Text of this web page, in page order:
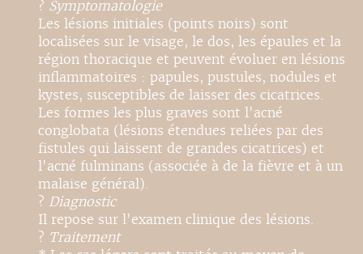
? Symptomatologie
Les lésions initiales (points noirs) sont
localisées sur le visage, le dos, les épaules et la
région thoracique et peuvent évoluer en lésions
inflammatoires : papules, pustules, nodules et
kystes, susceptibles de laisser des cicatrices.
Les formes les plus graves sont l'acné
conglobata (lésions étendues reliées par des
fistules qui laissent de grandes cicatrices) et
l'acné fulminans (associée à de la fièvre et à un
malaise général).
? Diagnostic
Il repose sur l'examen clinique des lésions.
? Traitement